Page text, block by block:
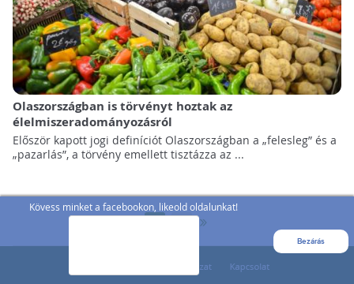
Kövess minket a facebookon, likeold oldalunkat!
Bezárás
Olaszországban is törvényt hoztak az
élelmiszeradományozásról
Először kapott jogi definíciót Olaszországban a „felesleg” és a
„pazarlás”, a törvény emellett tisztázza az ...
»